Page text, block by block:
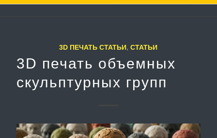
3D ПЕЧАТЬ СТАТЬИ,СТАТЬИ
3D печать объемных
скульптурных групп